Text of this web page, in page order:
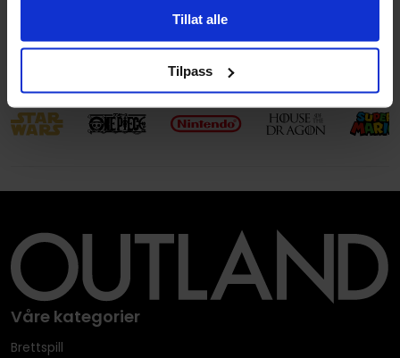
Tillat alle
Tilpass
Engelsk
Leverandørstatus
Nytt forlag
Våre kategorier
Brettspill